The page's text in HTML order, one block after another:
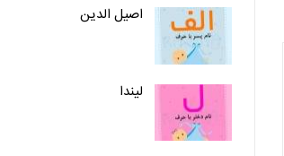
اصیل الدین
لیندا